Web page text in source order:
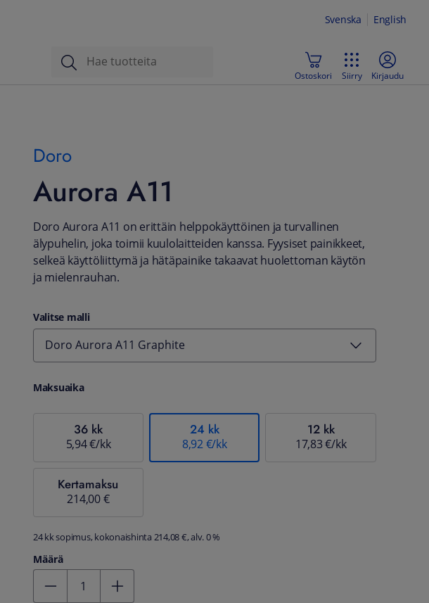
Svenska English
Ostoskori Siirry Kirjaudu
Doro
Aurora A11
Doro Aurora A11 on erittäin helppokäyttöinen ja turvallinen
älypuhelin, joka toimii kuulolaitteiden kanssa. Fyysiset painikkeet,
selkeä käyttöliittymä ja hätäpainike takaavat huolettoman käytön
ja mielenrauhan.
Valitse malli
Doro Aurora A11 Graphite
Maksuaika
36 kk
5,94 €/kk
24 kk
8,92 €/kk
12 kk
17,83 €/kk
Kertamaksu
214,00 €
24 kk sopimus, kokonaishinta 214,08 €, alv. 0 %
Määrä